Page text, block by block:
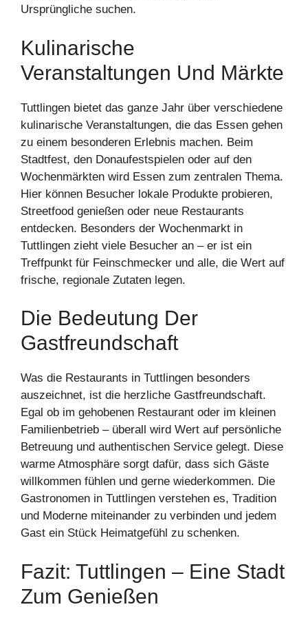
Ursprüngliche suchen.
Kulinarische
Veranstaltungen Und Märkte
Tuttlingen bietet das ganze Jahr über verschiedene
kulinarische Veranstaltungen, die das Essen gehen
zu einem besonderen Erlebnis machen. Beim
Stadtfest, den Donaufestspielen oder auf den
Wochenmärkten wird Essen zum zentralen Thema.
Hier können Besucher lokale Produkte probieren,
Streetfood genießen oder neue Restaurants
entdecken. Besonders der Wochenmarkt in
Tuttlingen zieht viele Besucher an – er ist ein
Treffpunkt für Feinschmecker und alle, die Wert auf
frische, regionale Zutaten legen.
Die Bedeutung Der
Gastfreundschaft
Was die Restaurants in Tuttlingen besonders
auszeichnet, ist die herzliche Gastfreundschaft.
Egal ob im gehobenen Restaurant oder im kleinen
Familienbetrieb – überall wird Wert auf persönliche
Betreuung und authentischen Service gelegt. Diese
warme Atmosphäre sorgt dafür, dass sich Gäste
willkommen fühlen und gerne wiederkommen. Die
Gastronomen in Tuttlingen verstehen es, Tradition
und Moderne miteinander zu verbinden und jedem
Gast ein Stück Heimatgefühl zu schenken.
Fazit: Tuttlingen – Eine Stadt
Zum Genießen